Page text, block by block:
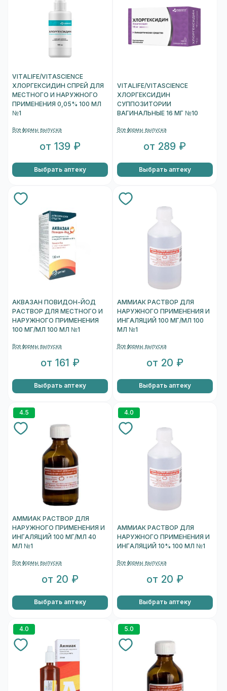
VITALIFE/VITASCIENCE
ХЛОРГЕКСИДИН СПРЕЙ ДЛЯ
МЕСТНОГО И НАРУЖНОГО
ПРИМЕНЕНИЯ 0,05% 100 МЛ
№1
Все формы выпуска
от 139 ₽
Выбрать аптеку
VITALIFE/VITASCIENCE
ХЛОРГЕКСИДИН
СУППОЗИТОРИИ
ВАГИНАЛЬНЫЕ 16 МГ №10
Все формы выпуска
от 289 ₽
Выбрать аптеку
АКВАЗАН ПОВИДОН-ЙОД
РАСТВОР ДЛЯ МЕСТНОГО И
НАРУЖНОГО ПРИМЕНЕНИЯ
100 МГ/МЛ 100 МЛ №1
Все формы выпуска
от 161 ₽
Выбрать аптеку
АММИАК РАСТВОР ДЛЯ
НАРУЖНОГО ПРИМЕНЕНИЯ И
ИНГАЛЯЦИЙ 100 МГ/МЛ 100
МЛ №1
Все формы выпуска
от 20 ₽
Выбрать аптеку
4.5
АММИАК РАСТВОР ДЛЯ
НАРУЖНОГО ПРИМЕНЕНИЯ И
ИНГАЛЯЦИЙ 100 МГ/МЛ 40
МЛ №1
Все формы выпуска
от 20 ₽
Выбрать аптеку
4.0
АММИАК РАСТВОР ДЛЯ
НАРУЖНОГО ПРИМЕНЕНИЯ И
ИНГАЛЯЦИЙ 10% 100 МЛ №1
Все формы выпуска
от 20 ₽
Выбрать аптеку
4.0 5.0